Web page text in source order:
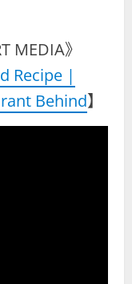
MEDIA》
Recipe |
Behind】